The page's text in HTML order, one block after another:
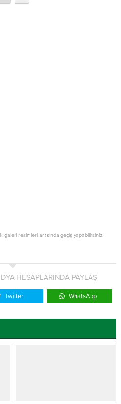
galeri resimleri arasında geçiş yapabilirsiniz.
HESAPLARINDA PAYLAŞ
Twitter WhatsApp